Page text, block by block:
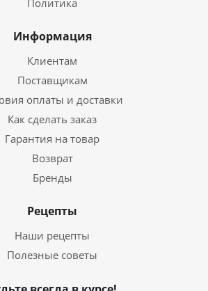
Политика
Информация
Клиентам
Поставщикам
оплаты и доставки
Как сделать заказ
Гарантия на товар
Возврат
Бренды
Рецепты
Наши рецепты
Полезные советы